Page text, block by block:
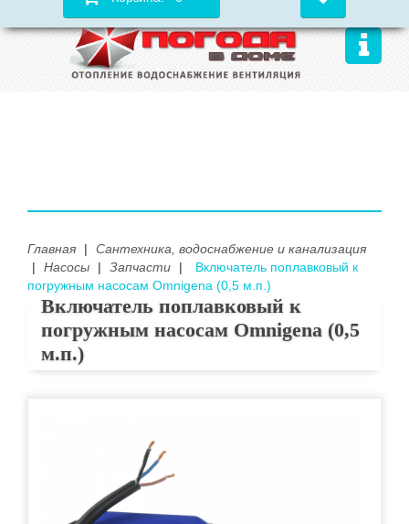
Главная |
Сантехника, водоснабжение и канализация
|
Насосы | Запчасти |
Включатель поплавковый к
погружным насосам Omnigena (0,5 м.п.)
Включатель поплавковый к
погружным насосам Omnigena (0,5
м.п.)